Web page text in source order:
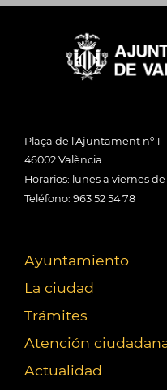
Plaça de l'Ajuntament nº 1
46002 València
Horarios: lunes a viernes de
Teléfono: 963 52 54 78
Ayuntamiento
La ciudad
Trámites
Atención
Actualidad